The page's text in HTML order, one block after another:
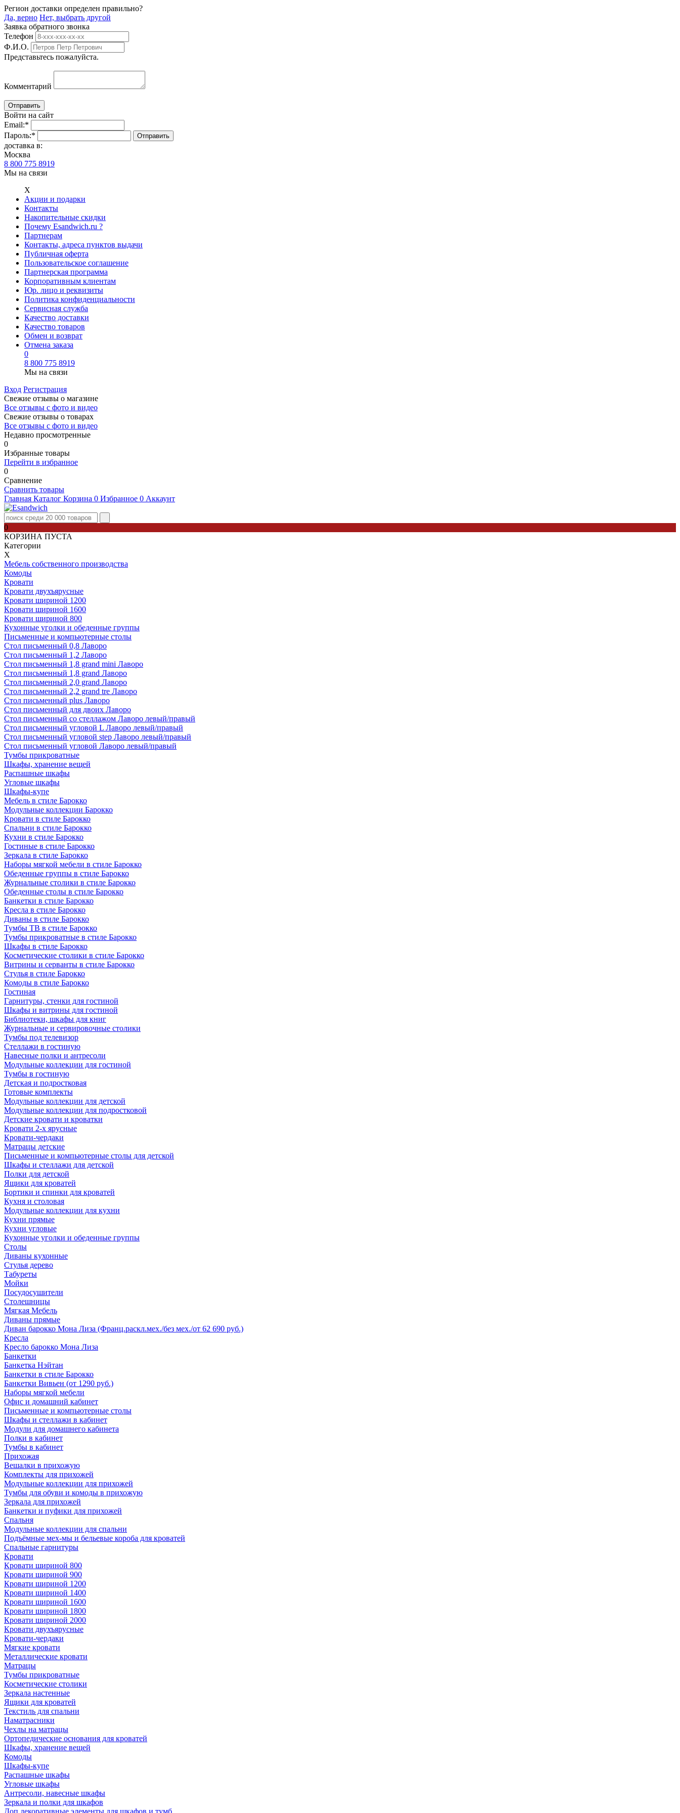
Регион доставки определен правильно?
Да, верно Нет, выбрать другой
Заявка обратного звонка
Телефон
Ф.И.О.
Представьтесь пожалуйста.
Комментарий
Войти на сайт
Email:*
Пароль:*
доставка в:
Москва
8 800 775 8919
Мы на связи
Х
Акции и подарки
Контакты
Накопительные скидки
Почему Esandwich.ru ?
Партнерам
Контакты, адреса пунктов выдачи
Публичная оферта
Пользовательское соглашение
Партнерская программа
Корпоративным клиентам
Юр. лицо и реквизиты
Политика конфиденциальности
Сервисная служба
Качество доставки
Качество товаров
Обмен и возврат
Отмена заказа
0
8 800 775 8919
Мы на связи
Вход Регистрация
Свежие отзывы о магазине
Все отзывы с фото и видео
Свежие отзывы о товарах
Все отзывы c фото и видео
Недавно просмотренные
0
Избранные товары
Перейти в избранное
0
Сравнение
Сравнить товары
Главная Каталог Корзина 0 Избранное 0 Аккаунт
0
КОРЗИНА ПУСТА
Категории
Х
Мебель собственного производства
Комоды
Кровати
Кровати двухъярусные
Кровати шириной 1200
Кровати шириной 1600
Кровати шириной 800
Кухонные уголки и обеденные группы
Письменные и компьютерные столы
Стол письменный 0,8 Лаворо
Стол письменный 1,2 Лаворо
Стол письменный 1,8 grand mini Лаворо
Стол письменный 1,8 grand Лаворо
Стол письменный 2,0 grand Лаворо
Стол письменный 2,2 grand tre Лаворо
Стол письменный plus Лаворо
Стол письменный для двоих Лаворо
Стол письменный со стеллажом Лаворо левый/правый
Стол письменный угловой L Лаворо левый/правый
Стол письменный угловой step Лаворо левый/правый
Стол письменный угловой Лаворо левый/правый
Тумбы прикроватные
Шкафы, хранение вещей
Распашные шкафы
Угловые шкафы
Шкафы-купе
Мебель в стиле Барокко
Модульные коллекции Барокко
Кровати в стиле Барокко
Спальни в стиле Барокко
Кухни в стиле Барокко
Гостиные в стиле Барокко
Зеркала в стиле Барокко
Наборы мягкой мебели в стиле Барокко
Обеденные группы в стиле Барокко
Журнальные столики в стиле Барокко
Обеденные столы в стиле Барокко
Банкетки в стиле Барокко
Кресла в стиле Барокко
Диваны в стиле Барокко
Тумбы ТВ в стиле Барокко
Тумбы прикроватные в стиле Барокко
Шкафы в стиле Барокко
Косметические столики в стиле Барокко
Витрины и серванты в стиле Барокко
Стулья в стиле Барокко
Комоды в стиле Барокко
Гостиная
Гарнитуры, стенки для гостиной
Шкафы и витрины для гостиной
Библиотеки, шкафы для книг
Журнальные и сервировочные столики
Тумбы под телевизор
Стеллажи в гостиную
Навесные полки и антресоли
Модульные коллекции для гостиной
Тумбы в гостиную
Детская и подростковая
Готовые комплекты
Модульные коллекции для детской
Модульные коллекции для подростковой
Детские кровати и кроватки
Кровати 2-х ярусные
Кровати-чердаки
Матрацы детские
Письменные и компьютерные столы для детской
Шкафы и стеллажи для детской
Полки для детской
Ящики для кроватей
Бортики и спинки для кроватей
Кухня и столовая
Модульные коллекции для кухни
Кухни прямые
Кухни угловые
Кухонные уголки и обеденные группы
Столы
Диваны кухонные
Стулья дерево
Табуреты
Мойки
Посудосушители
Столешницы
Мягкая Мебель
Диваны прямые
Диван барокко Мона Лиза (Франц.раскл.мех./без мех./от 62 690 руб.)
Кресла
Кресло барокко Мона Лиза
Банкетки
Банкетка Нэйтан
Банкетки в стиле Барокко
Банкетки Вивьен (от 1290 руб.)
Наборы мягкой мебели
Офис и домашний кабинет
Письменные и компьютерные столы
Шкафы и стеллажи в кабинет
Модули для домашнего кабинета
Полки в кабинет
Тумбы в кабинет
Прихожая
Вешалки в прихожую
Комплекты для прихожей
Модульные коллекции для прихожей
Тумбы для обуви и комоды в прихожую
Зеркала для прихожей
Банкетки и пуфики для прихожей
Спальня
Модульные коллекции для спальни
Подъёмные мех-мы и бельевые короба для кроватей
Спальные гарнитуры
Кровати
Кровати шириной 800
Кровати шириной 900
Кровати шириной 1200
Кровати шириной 1400
Кровати шириной 1600
Кровати шириной 1800
Кровати шириной 2000
Кровати двухъярусные
Кровати-чердаки
Мягкие кровати
Металлические кровати
Матрацы
Тумбы прикроватные
Косметические столики
Зеркала настенные
Ящики для кроватей
Текстиль для спальни
Наматрасники
Чехлы на матрацы
Ортопедические основания для кроватей
Шкафы, хранение вещей
Комоды
Шкафы-купе
Распашные шкафы
Угловые шкафы
Антресоли, навесные шкафы
Зеркала и полки для шкафов
Доп.декоративные элементы для шкафов и тумб